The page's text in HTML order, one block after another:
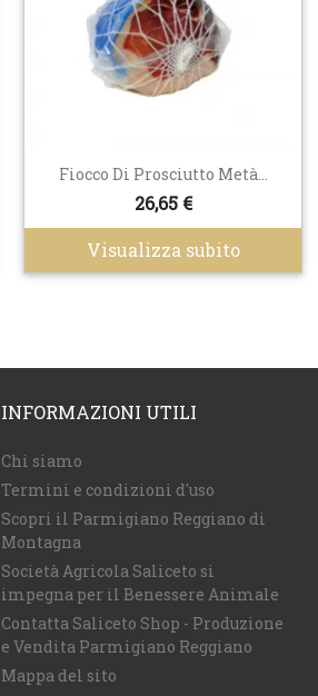
Fiocco Di Prosciutto Metà...
26,65 €
Visualizza subito
INFORMAZIONI UTILI
Chi siamo
Termini e condizioni d'uso
Scopri il Parmigiano Reggiano di
Montagna
Società Agricola Saliceto si
impegna per il Benessere Animale
Contatta Saliceto Shop - Produzione
e Vendita Parmigiano Reggiano
Mappa del sito